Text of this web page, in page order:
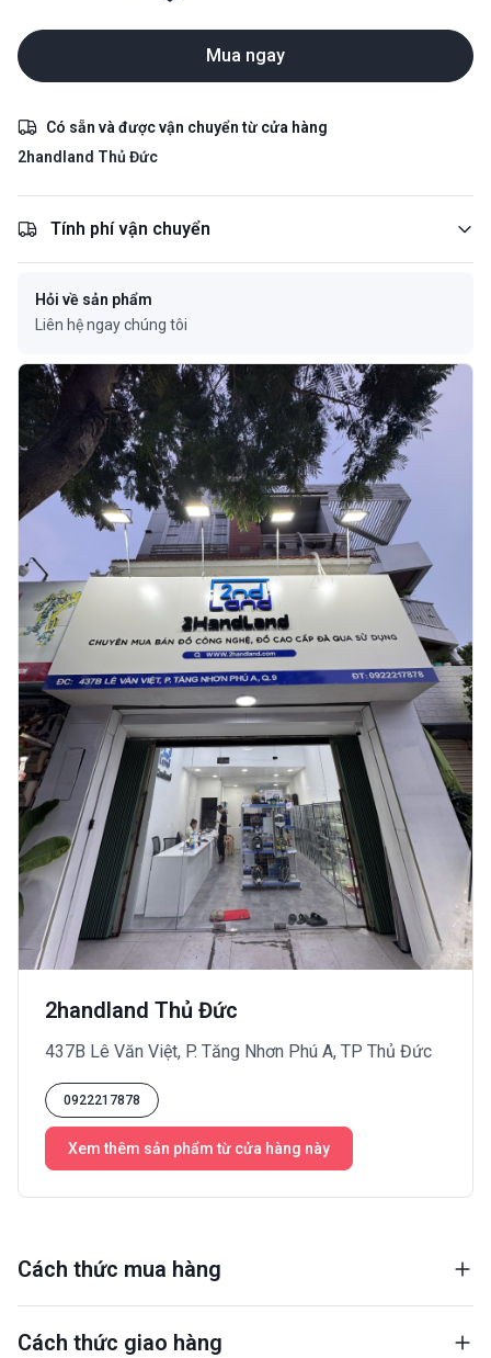
Mua ngay
Có sẵn và được vận chuyển từ cửa hàng
2handland Thủ Đức
Tính phí vận chuyển
Hỏi về sản phẩm
Liên hệ ngay chúng tôi
2handland Thủ Đức
437B Lê Văn Việt, P. Tăng Nhơn Phú A, TP Thủ Đức
0922217878
Xem thêm sản phẩm từ cửa hàng này
Cách thức mua hàng
Cách thức giao hàng